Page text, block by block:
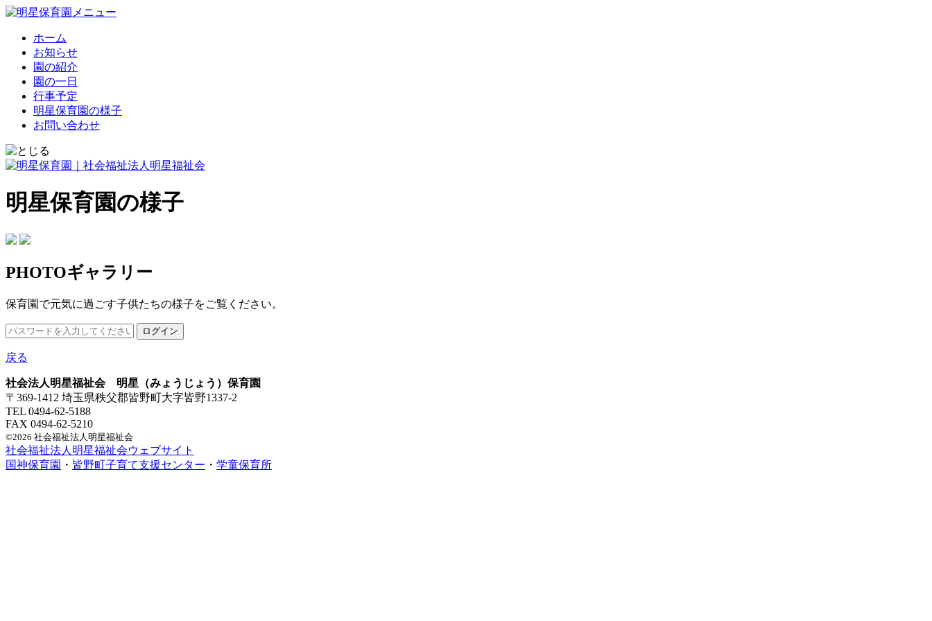
ホーム
お知らせ
園の紹介
園の一日
行事予定
明星保育園の様子
お問い合わせ
明星保育園の様子
PHOTOギャラリー
保育園で元気に過ごす子供たちの様子をご覧ください。
戻る
社会法人明星福祉会 明星（みょうじょう）保育園
〒369-1412 埼玉県秩父郡皆野町大字皆野1337-2
TEL 0494-62-5188
FAX 0494-62-5210
©2026 社会福祉法人明星福祉会
社会福祉法人明星福祉会ウェブサイト
国神保育園 ・ 皆野町子育て支援センター ・ 学童保育所